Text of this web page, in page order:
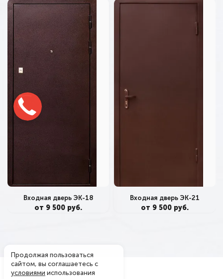
Входная дверь ЭК-18
от 9 500 руб.
Входная дверь ЭК-21
от 9 500 руб.
Продолжая пользоваться
сайтом, вы соглашаетесь с
условиями использования